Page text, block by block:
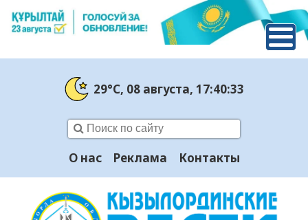
29°C, 08 августа, 17:40:34
О нас Реклама Контакты